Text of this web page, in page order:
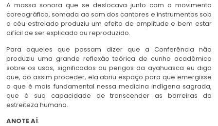
A massa sonora que se deslocava junto com o movimento
coreográfico, somada ao som dos cantores e instrumentos sob
o céu estrelado produziu um efeito de amplitude e bem estar
difícil de ser explicado ou reproduzido.
Para aqueles que possam dizer que a Conferência não
produziu uma grande reflexão teórica de cunho acadêmico
sobre os usos, significados ou perigos da ayahuasca eu digo
que, ao assim proceder, ela abriu espaço para que emergisse
o que é mais fundamental nessa medicina indígena sagrada,
que é sua capacidade de transcender as barreiras da
estreiteza humana.
ANOTE AÍ: